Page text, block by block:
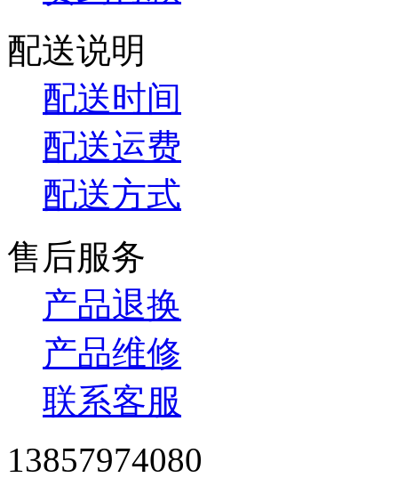
配送说明
配送时间
配送运费
配送方式
售后服务
产品退换
产品维修
联系客服
13857974080